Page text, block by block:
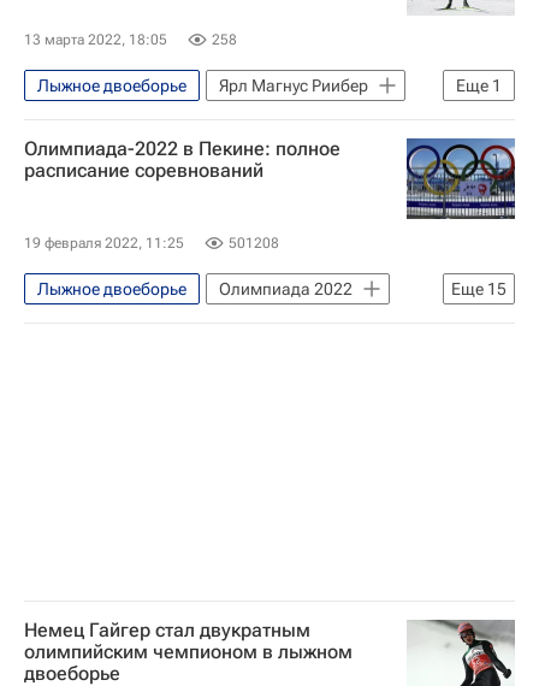
Вокруг спорта
Авторы РИА Новости Спорт
13 марта 2022, 18:05 258
Еще 1
Лыжное двоеборье
Ярл Магнус Риибер
Кубок мира по лыжному двоеборью
Олимпиада-2022 в Пекине: полное
расписание соревнований
19 февраля 2022, 11:25 501208
Еще 15
Лыжное двоеборье
Олимпиада 2022
Олимпийские игры
Биатлон
Немец Гайгер стал двукратным
олимпийским чемпионом в лыжном
двоеборье